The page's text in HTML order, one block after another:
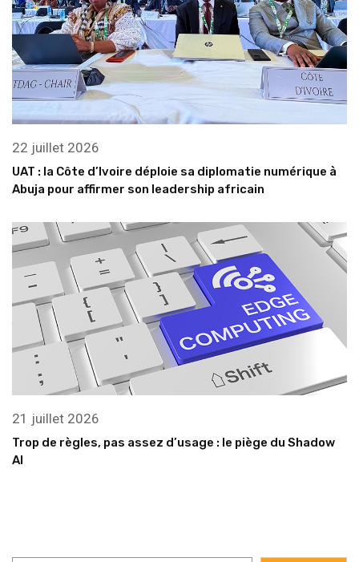
22 juillet 2026
UAT : la Côte d’Ivoire déploie sa diplomatie numérique à
Abuja pour affirmer son leadership africain
21 juillet 2026
Trop de règles, pas assez d’usage : le piège du Shadow
AI